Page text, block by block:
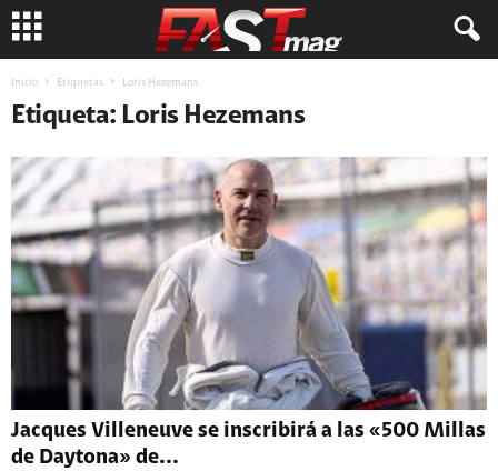
Inicio Etiquetas Loris Hezemans
Etiqueta: Loris Hezemans
Jacques Villeneuve se inscribirá a las «500 Millas
de Daytona» de...